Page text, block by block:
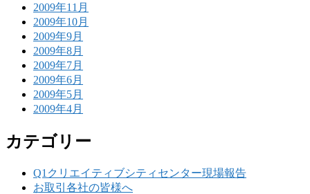
2009年11月
2009年10月
2009年9月
2009年8月
2009年7月
2009年6月
2009年5月
2009年4月
カテゴリー
Q1クリエイティブシティセンター現場報告
お取引各社の皆様へ